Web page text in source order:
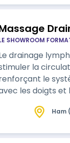
SHOWROOM
drainage
la
le
les doigts et
Ham